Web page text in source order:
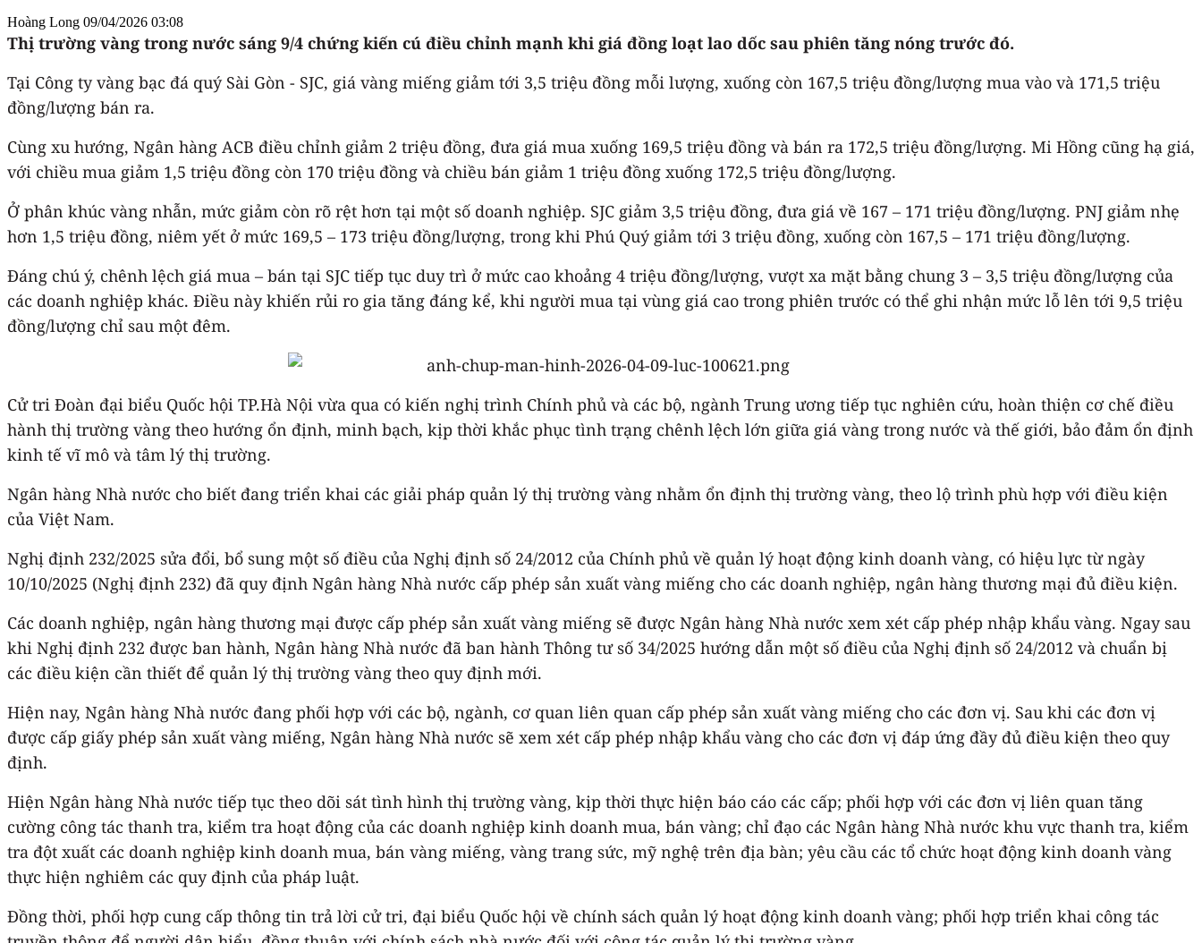
Hoàng Long 09/04/2026 03:08
Thị trường vàng trong nước sáng 9/4 chứng kiến cú điều chỉnh mạnh khi giá đồng loạt lao dốc sau phiên tăng nóng trước đó.
Tại Công ty vàng bạc đá quý Sài Gòn - SJC, giá vàng miếng giảm tới 3,5 triệu đồng mỗi lượng, xuống còn 167,5 triệu đồng/lượng mua vào và 171,5 triệu
đồng/lượng bán ra.
Cùng xu hướng, Ngân hàng ACB điều chỉnh giảm 2 triệu đồng, đưa giá mua xuống 169,5 triệu đồng và bán ra 172,5 triệu đồng/lượng. Mi Hồng cũng hạ giá,
với chiều mua giảm 1,5 triệu đồng còn 170 triệu đồng và chiều bán giảm 1 triệu đồng xuống 172,5 triệu đồng/lượng.
Ở phân khúc vàng nhẫn, mức giảm còn rõ rệt hơn tại một số doanh nghiệp. SJC giảm 3,5 triệu đồng, đưa giá về 167 – 171 triệu đồng/lượng. PNJ giảm nhẹ
hơn 1,5 triệu đồng, niêm yết ở mức 169,5 – 173 triệu đồng/lượng, trong khi Phú Quý giảm tới 3 triệu đồng, xuống còn 167,5 – 171 triệu đồng/lượng.
Đáng chú ý, chênh lệch giá mua – bán tại SJC tiếp tục duy trì ở mức cao khoảng 4 triệu đồng/lượng, vượt xa mặt bằng chung 3 – 3,5 triệu đồng/lượng của
các doanh nghiệp khác. Điều này khiến rủi ro gia tăng đáng kể, khi người mua tại vùng giá cao trong phiên trước có thể ghi nhận mức lỗ lên tới 9,5 triệu
đồng/lượng chỉ sau một đêm.
Cử tri Đoàn đại biểu Quốc hội TP.Hà Nội vừa qua có kiến nghị trình Chính phủ và các bộ, ngành Trung ương tiếp tục nghiên cứu, hoàn thiện cơ chế điều
hành thị trường vàng theo hướng ổn định, minh bạch, kịp thời khắc phục tình trạng chênh lệch lớn giữa giá vàng trong nước và thế giới, bảo đảm ổn định
kinh tế vĩ mô và tâm lý thị trường.
Ngân hàng Nhà nước cho biết đang triển khai các giải pháp quản lý thị trường vàng nhằm ổn định thị trường vàng, theo lộ trình phù hợp với điều kiện
của Việt Nam.
Nghị định 232/2025 sửa đổi, bổ sung một số điều của Nghị định số 24/2012 của Chính phủ về quản lý hoạt động kinh doanh vàng, có hiệu lực từ ngày
10/10/2025 (Nghị định 232) đã quy định Ngân hàng Nhà nước cấp phép sản xuất vàng miếng cho các doanh nghiệp, ngân hàng thương mại đủ điều kiện.
Các doanh nghiệp, ngân hàng thương mại được cấp phép sản xuất vàng miếng sẽ được Ngân hàng Nhà nước xem xét cấp phép nhập khẩu vàng. Ngay sau
khi Nghị định 232 được ban hành, Ngân hàng Nhà nước đã ban hành Thông tư số 34/2025 hướng dẫn một số điều của Nghị định số 24/2012 và chuẩn bị
các điều kiện cần thiết để quản lý thị trường vàng theo quy định mới.
Hiện nay, Ngân hàng Nhà nước đang phối hợp với các bộ, ngành, cơ quan liên quan cấp phép sản xuất vàng miếng cho các đơn vị. Sau khi các đơn vị
được cấp giấy phép sản xuất vàng miếng, Ngân hàng Nhà nước sẽ xem xét cấp phép nhập khẩu vàng cho các đơn vị đáp ứng đầy đủ điều kiện theo quy
định.
Hiện Ngân hàng Nhà nước tiếp tục theo dõi sát tình hình thị trường vàng, kịp thời thực hiện báo cáo các cấp; phối hợp với các đơn vị liên quan tăng
cường công tác thanh tra, kiểm tra hoạt động của các doanh nghiệp kinh doanh mua, bán vàng; chỉ đạo các Ngân hàng Nhà nước khu vực thanh tra, kiểm
tra đột xuất các doanh nghiệp kinh doanh mua, bán vàng miếng, vàng trang sức, mỹ nghệ trên địa bàn; yêu cầu các tổ chức hoạt động kinh doanh vàng
thực hiện nghiêm các quy định của pháp luật.
Đồng thời, phối hợp cung cấp thông tin trả lời cử tri, đại biểu Quốc hội về chính sách quản lý hoạt động kinh doanh vàng; phối hợp triển khai công tác